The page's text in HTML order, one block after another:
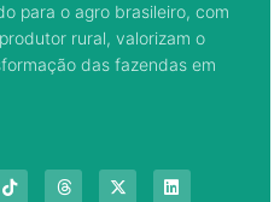
para o agro brasileiro, com
rural, valorizam o
das fazendas em